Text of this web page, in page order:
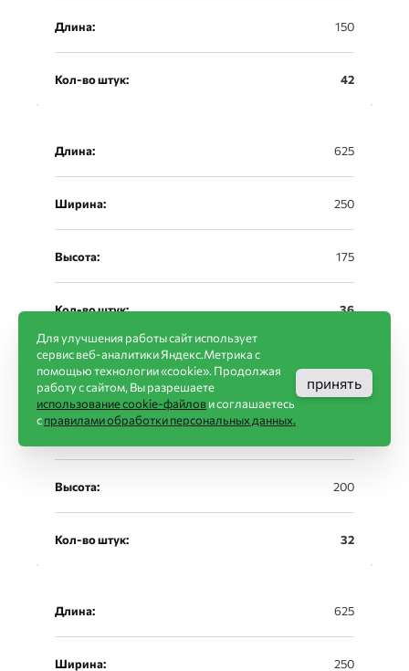
Длина: 150
Кол-во штук: 42
Длина: 625
Ширина: 250
Высота: 175
Кол-во штук: 36
Длина: 625
Высота: 200
Кол-во штук: 32
Длина: 625
Ширина: 250
Для улучшения работы сайт использует
сервис веб-аналитики Яндекс.Метрика с
помощью технологии «cookie». Продолжая
работу с сайтом, Вы разрешаете
использование cookie-файлови соглашаетесь
справилами обработки персональных данных.
принять